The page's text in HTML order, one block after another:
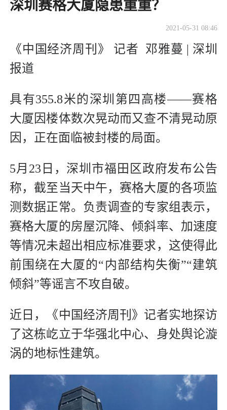
深圳赛格大厦隐患重重？
2021-05-31 08:46
《中国经济周刊》 记者 邓雅蔓 | 深圳
报道
具有355.8米的深圳第四高楼——赛格
大厦因楼体数次晃动而又查不清晃动原
因，正在面临被封楼的局面。
5月23日，深圳市福田区政府发布公告
称，截至当天中午，赛格大厦的各项监
测数据正常。负责调查的专家组表示，
赛格大厦的房屋沉降、倾斜率、加速度
等情况未超出相应标准要求，这使得此
前围绕在大厦的“内部结构失衡”“建筑
倾斜”等谣言不攻自破。
近日，《中国经济周刊》记者实地探访
了这栋屹立于华强北中心、身处舆论漩
涡的地标性建筑。